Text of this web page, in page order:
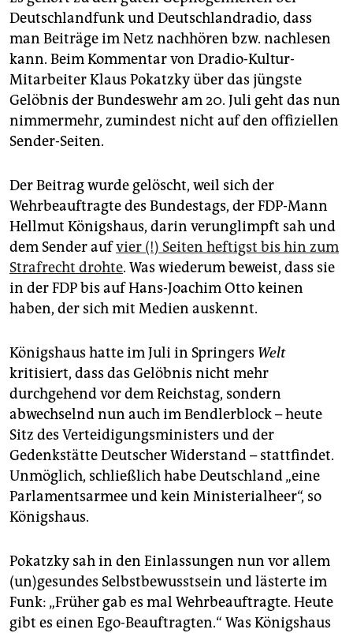
unterstützen
abo
genossenschaft
epaper login
Deutschlandfunk und Deutschlandradio, dass
man Beiträge im Netz nachhören bzw. nachlesen
kann. Beim Kommentar von Dradio-Kultur-
Mitarbeiter Klaus Pokatzky über das jüngste
Gelöbnis der Bundeswehr am 20. Juli geht das nun
nimmermehr, zumindest nicht auf den offiziellen
Sender-Seiten.
Der Beitrag wurde gelöscht, weil sich der
Wehrbeauftragte des Bundestags, der FDP-Mann
Hellmut Königshaus, darin verunglimpft sah und
dem Sender aufvier (!) Seiten heftigst bis hin zum
Strafrecht drohte. Was wiederum beweist, dass sie
in der FDP bis auf Hans-Joachim Otto keinen
haben, der sich mit Medien auskennt.
Königshaus hatte im Juli in Springers Welt
kritisiert, dass das Gelöbnis nicht mehr
durchgehend vor dem Reichstag, sondern
abwechselnd nun auch im Bendlerblock – heute
Sitz des Verteidigungsministers und der
Gedenkstätte Deutscher Widerstand – stattfindet.
Unmöglich, schließlich habe Deutschland „eine
Parlamentsarmee und kein Ministerialheer“, so
Königshaus.
Pokatzky sah in den Einlassungen nun vor allem
(un)gesundes Selbstbewusstsein und lästerte im
Funk: „Früher gab es mal Wehrbeauftragte. Heute
gibt es einen Ego-Beauftragten.“ Was Königshaus